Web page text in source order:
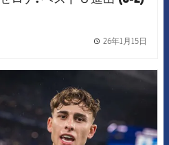
26年1月15日
FCB Barcelona badge